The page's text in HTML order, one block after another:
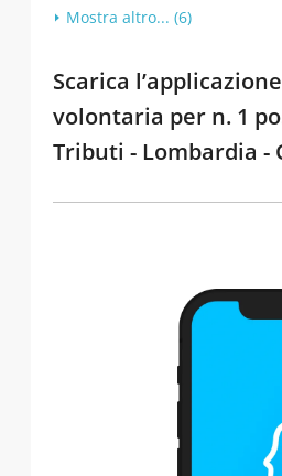
Mostra altro... (6)
Scarica
volontaria per n. 1
Tributi - Lombardia -